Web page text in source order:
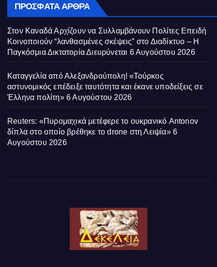
ΠΡΌΣΦΑΤΑ ΆΡΘΡΑ
Στον Καναδά Αρχίζουν να Συλλαμβάνουν Πολίτες Επειδή
Κοινοποιούν “λανθασμένες σκέψεις” στο Διαδίκτυο – Η
Παγκόσμια Δικτατορία Διευρύνεται 6 Αυγούστου 2026
Καταγγελία από Αλεξανδρούπολη! «Τούρκος
αστυνομικός επέδειξε ταυτότητα και έκανε υποδείξεις σε
Έλληνα πολίτη» 6 Αυγούστου 2026
Reuters: «Πυρομαχικά μετέφερε το ουκρανικό Antonov
δίπλα στο οποίο βρέθηκε το drone στη Λειψία» 6
Αυγούστου 2026